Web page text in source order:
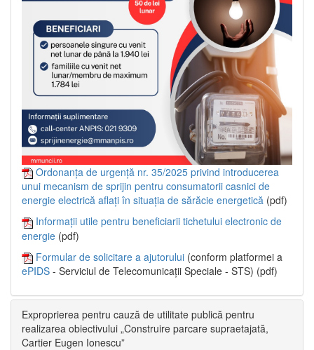
Ordonanța de urgență nr. 35/2025 privind introducerea
unui mecanism de sprijin pentru consumatorii casnici de
energie electrică aflați în situația de sărăcie energetică (pdf)
Informații utile pentru beneficiarii tichetului electronic de
energie (pdf)
Formular de solicitare a ajutorului (conform platformei a
ePIDS - Serviciul de Telecomunicații Speciale - STS) (pdf)
Exproprierea pentru cauză de utilitate publică pentru
realizarea obiectivului „Construire parcare supraetajată,
Cartier Eugen Ionescu”